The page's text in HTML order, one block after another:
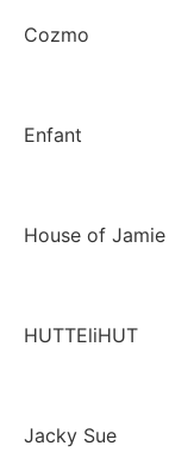
Cozmo
Enfant
House of Jamie
HUTTEliHUT
Jacky Sue